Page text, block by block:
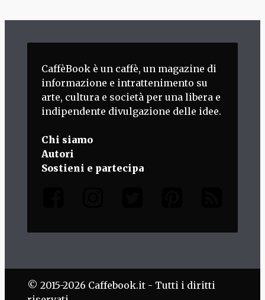
CaffèBook è un caffè, un magazine di
informazione e intrattenimento su
arte, cultura e società per una libera e
indipendente divulgazione delle idee.
Chi siamo
Autori
Sostieni e partecipa
© 2015-2026 Caffebook.it - Tutti i diritti